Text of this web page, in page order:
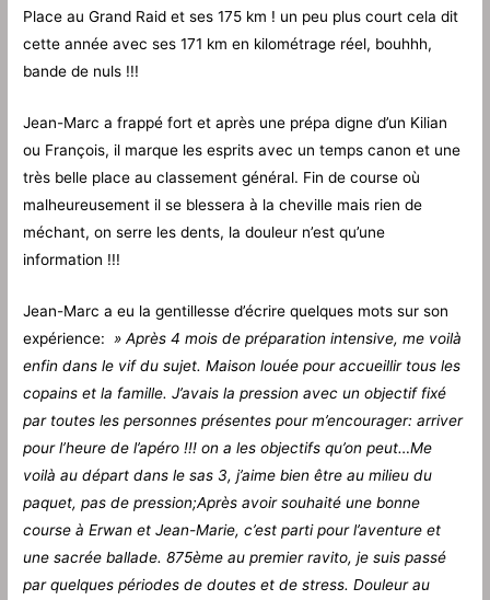
Place au Grand Raid et ses 175 km ! un peu plus court cela dit
cette année avec ses 171 km en kilométrage réel, bouhhh,
bande de nuls !!!
Jean-Marc a frappé fort et après une prépa digne d’un Kilian
ou François, il marque les esprits avec un temps canon et une
très belle place au classement général. Fin de course où
malheureusement il se blessera à la cheville mais rien de
méchant, on serre les dents, la douleur n’est qu’une
information !!!
Jean-Marc a eu la gentillesse d’écrire quelques mots sur son
expérience: » Après 4 mois de préparation intensive, me voilà
enfin dans le vif du sujet. Maison louée pour accueillir tous les
copains et la famille. J’avais la pression avec un objectif fixé
par toutes les personnes présentes pour m’encourager: arriver
pour l’heure de l’apéro !!! on a les objectifs qu’on peut…Me
voilà au départ dans le sas 3, j’aime bien être au milieu du
paquet, pas de pression;Après avoir souhaité une bonne
course à Erwan et Jean-Marie, c’est parti pour l’aventure et
une sacrée ballade. 875ème au premier ravito, je suis passé
par quelques périodes de doutes et de stress. Douleur au